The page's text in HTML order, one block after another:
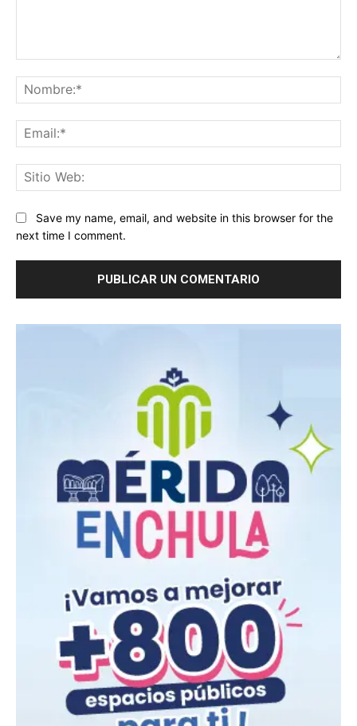
Save my name, email, and website in this browser for the
next time I comment.